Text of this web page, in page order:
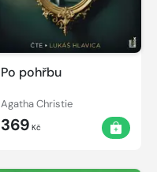
Po pohřbu
Agatha Christie
369 Kč